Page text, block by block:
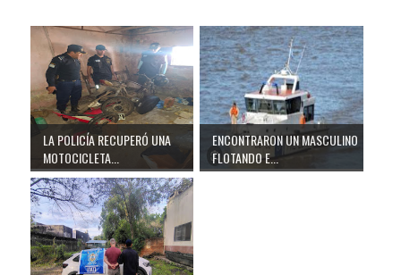
LA POLICÍA RECUPERÓ UNA
MOTOCICLETA...
ENCONTRARON UN MASCULINO
FLOTANDO E...